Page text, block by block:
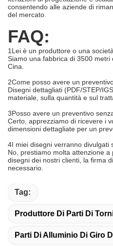
consentendo alle aziende di
del mercato.
FAQ:
1Lei è un produttore o una
Siamo una fabbrica di 3500
Cina.
2Come posso avere un
Disegni dettagliati (PDF/STEP/
materiale, sulla quantità e sul
3Posso avere un preventivo
Certo, apprezziamo di ricevere i
dimensioni dettagliate per un
4I miei disegni verranno divulgati
No, prestiamo molta attenzione
disegni dei nostri clienti, la firma
necessario.
Tag:
Produttore Di Parti Di
Parti Di Alluminio Di Giro